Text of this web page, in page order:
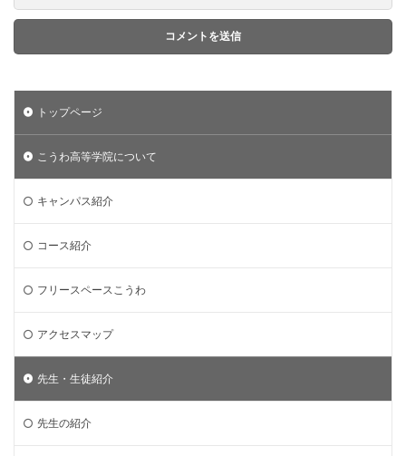
トップページ
こうわ高等学院について
キャンパス紹介
コース紹介
フリースペースこうわ
アクセスマップ
先生・生徒紹介
先生の紹介